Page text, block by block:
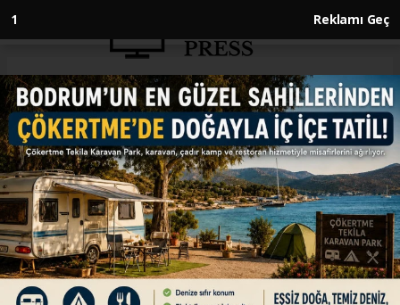
1 Reklamı Geç
Anasayfa ENGLISH
Syria welcomes YPG/SDF terror
group withdrawal from west of
Euphrates River
ENGLISH
17.01.2026 - 10:15, Güncelleme: 17.01.2026 - 10:15